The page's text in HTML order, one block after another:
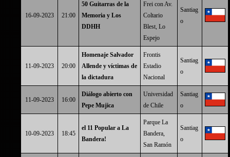
16-09-2023 21:00
50 Guitarras de la
Memoria y Los
DDHH
Frei con Av.
Coltario
Blest, Lo
Espejo
Santiag
o
11-09-2023 20:00
Homenaje Salvador
Allende y víctimas de
la dictadura
Frontis
Estadio
Nacional
Santiag
o
11-09-2023 16:00
Diálogo abierto con
Pepe Mujica
Universidad
de Chile
Santiag
o
10-09-2023 18:45
el 11 Popular a La
Bandera!
Parque La
Bandera,
San Ramón
Santiag
o